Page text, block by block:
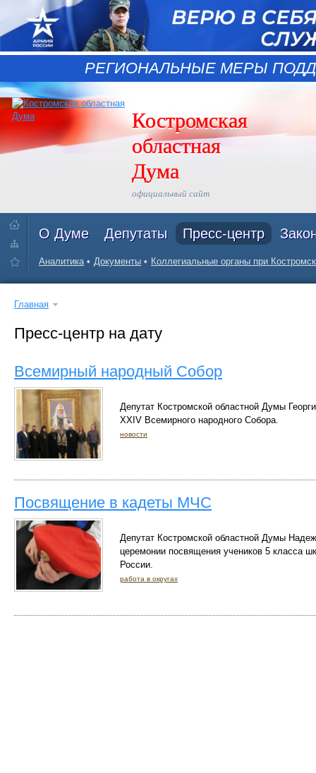
РЕГИОНАЛЬНЫЕ МЕРЫ
Костромская
областная
Дума
официальный сайт
О Думе Депутаты Пресс-центр
Аналитика Документы Коллегиальные органы при
Главная
Пресс-центр на дату
Всемирный народный Собор
Депутат Костромской областной Думы
XXIV Всемирного народного Собора.
новости
Посвящение в кадеты МЧС
Депутат Костромской областной Думы
церемонии посвящения учеников 5 класса
России.
работа в округах